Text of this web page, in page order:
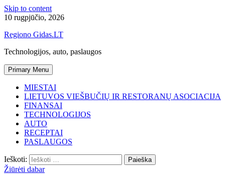
Skip to content
10 rugpjūčio, 2026
Regiono Gidas.LT
Technologijos, auto, paslaugos
Primary Menu
MIESTAI
LIETUVOS VIEŠBUČIŲ IR RESTORANŲ ASOCIACIJA
FINANSAI
TECHNOLOGIJOS
AUTO
RECEPTAI
PASLAUGOS
Ieškoti:
Žiūrėti dabar